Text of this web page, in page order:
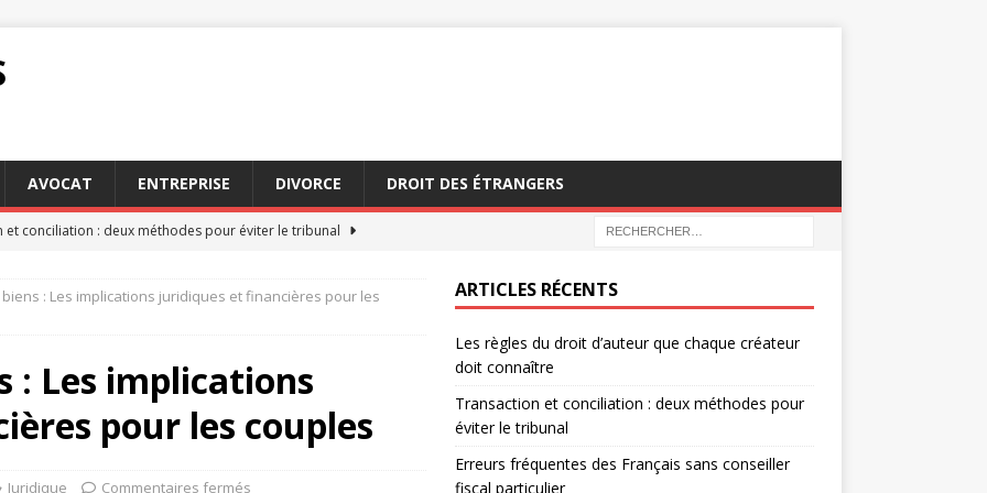
AVOCAT ENTREPRISE DIVORCE DROIT DES ÉTRANGERS
et conciliation : deux méthodes pour éviter le tribunal
des Français sans conseiller fiscal particulier
sinistre : conseils pour une déclaration sans stress
: Les implications juridiques et financières pour les
: Les implications
pour les couples
Juridique Commentaires fermés
ARTICLES RÉCENTS
Les règles du droit d’auteur que chaque créateur
doit connaître
Transaction et conciliation : deux méthodes pour
éviter le tribunal
Erreurs fréquentes des Français sans conseiller
fiscal particulier